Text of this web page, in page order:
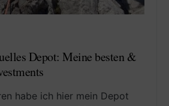
Depot: Meine besten &
habe ich hier mein Depot